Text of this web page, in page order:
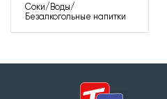
Заморозка
Соки/Воды/
Безалкогольные напитки